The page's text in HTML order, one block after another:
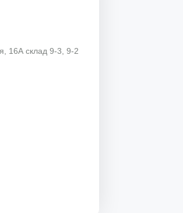
16А склад 9-3, 9-2